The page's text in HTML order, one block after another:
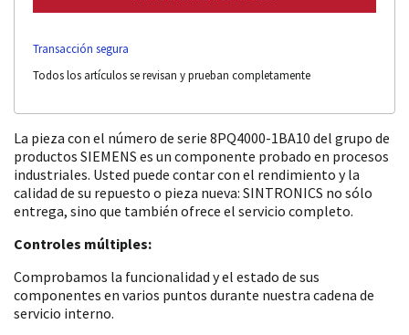
Transacción segura
Todos los artículos se revisan y prueban completamente
La pieza con el número de serie 8PQ4000-1BA10 del grupo de
productos SIEMENS es un componente probado en procesos
industriales. Usted puede contar con el rendimiento y la
calidad de su repuesto o pieza nueva: SINTRONICS no sólo
entrega, sino que también ofrece el servicio completo.
Controles múltiples:
Comprobamos la funcionalidad y el estado de sus
componentes en varios puntos durante nuestra cadena de
servicio interno.